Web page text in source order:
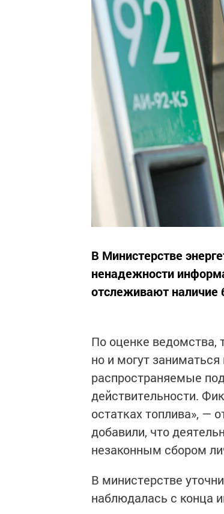
В Министерстве
ненадежности
отслеживают наличие
По оценке ведомства,
но и могут
распространяемые
действительности.
остатках топлива», —
добавили, что
незаконным сбором
В министерстве
наблюдалась с конца